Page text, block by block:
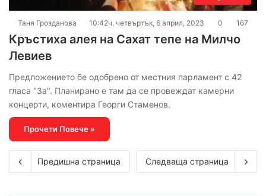
Таня Грозданова 10:42ч, четвъртък, 6 април, 2023 0 167
Кръстиха алея на Сахат тепе на Милчо
Левиев
Предложението бе одобрено от местния парламент с 42
гласа "За". Планирано е там да се провеждат камерни
концерти, коментира Георги Стаменов.
Прочети Повече »
Предишна страница Следваща страница